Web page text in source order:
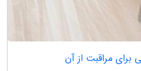
مراقبت از آن